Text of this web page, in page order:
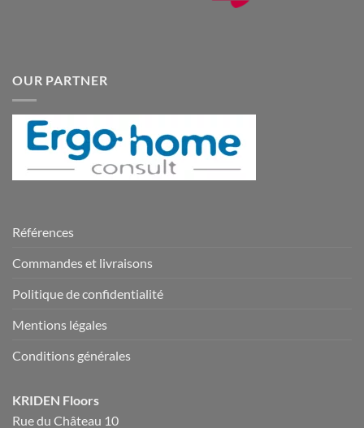
OUR PARTNER
Références
Commandes et livraisons
Politique de confidentialité
Mentions légales
Conditions générales
KRIDEN Floors
Rue du Château 10